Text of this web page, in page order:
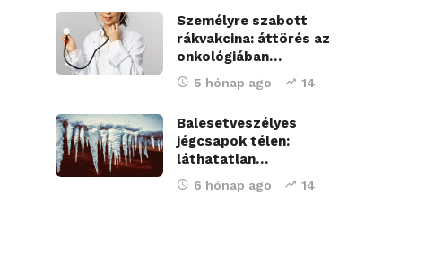
Személyre szabott
rákvakcina: áttörés az
onkológiában…
5 hónap ago 14
Balesetveszélyes
jégcsapok télen:
láthatatlan…
6 hónap ago 14